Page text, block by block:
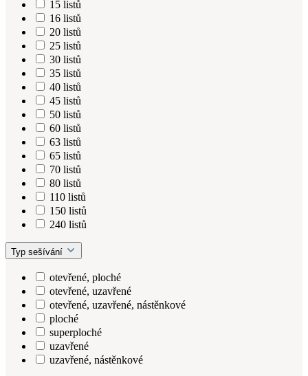
15 listů
16 listů
20 listů
25 listů
30 listů
35 listů
40 listů
45 listů
50 listů
60 listů
63 listů
65 listů
70 listů
80 listů
110 listů
150 listů
240 listů
Typ sešívání
otevřené, ploché
otevřené, uzavřené
otevřené, uzavřené, nástěnkové
ploché
superploché
uzavřené
uzavřené, nástěnkové